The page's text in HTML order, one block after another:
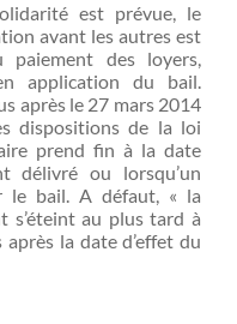
est prévue, le
avant les autres est
paiement des loyers,
application du bail.
après le 27 mars 2014
dispositions de la loi
prend fin à la date
délivré ou lorsqu’un
le bail. A défaut, « la
s’éteint au plus tard à
après la date d’effet du